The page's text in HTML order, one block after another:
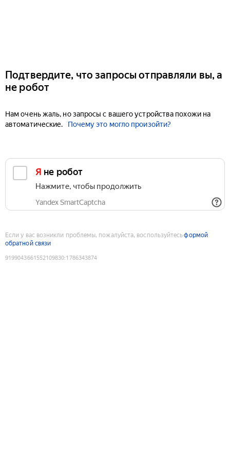
Подтвердите, что запросы отправляли вы, а
не робот
Нам очень жаль, но запросы с вашего устройства похожи на
автоматические.
Почему это могло произойти?
Я не робот
Нажмите, чтобы продолжить
Yandex SmartCaptcha
Если у вас возникли проблемы, пожалуйста, воспользуйтесьформой
обратной связи
9199043661552109830:1786343874